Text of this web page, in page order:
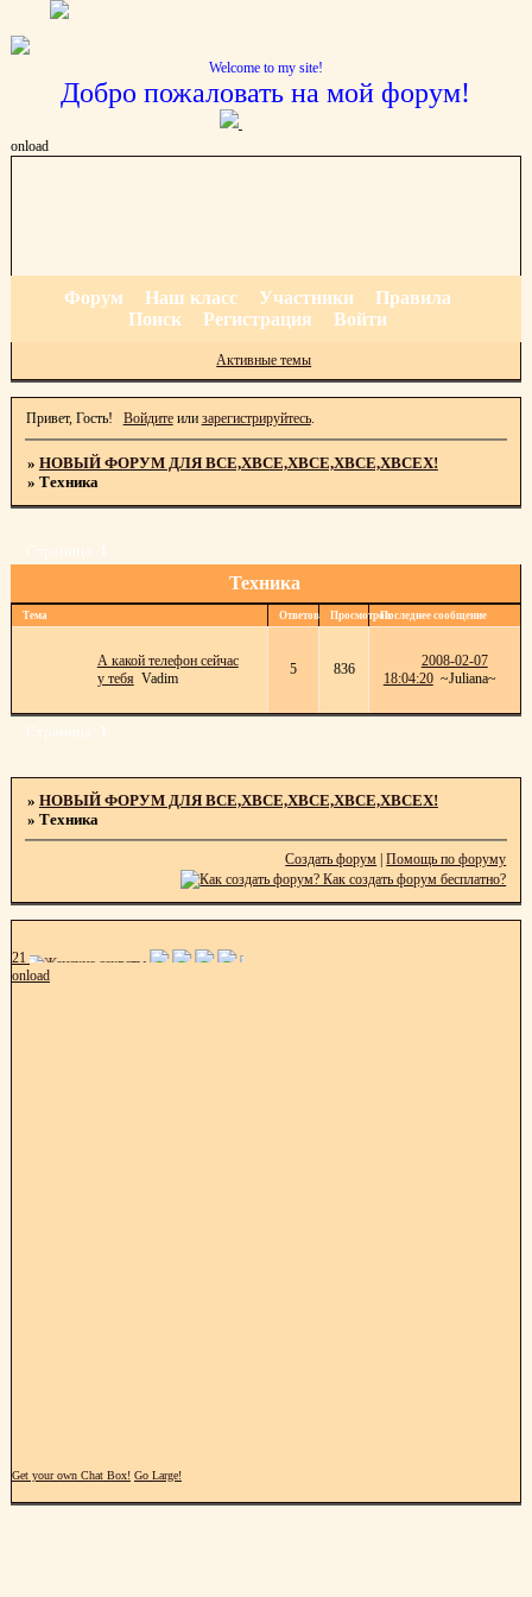
Welcome to my site!
Добро пожаловать на мой форум!
onload
Форум Наш класс Участники
Правила
Поиск
Регистрация Войти
Активные темы
Привет, Гость! Войдитеили зарегистрируйтесь.
» НОВЫЙ ФОРУМ ДЛЯ ВСЕ,ХВСЕ,ХВСЕ,ХВСЕ,ХВСЕХ!
» Техника
Техника
Страница: 1
Тема Ответов ПросмотровПоследнее сообщение
А какой телефон сейчас
у тебя Vadim
5 836
2008-02-07
18:04:20 ~Juliana~
Страница: 1
» НОВЫЙ ФОРУМ ДЛЯ ВСЕ,ХВСЕ,ХВСЕ,ХВСЕ,ХВСЕХ!
» Техника
Создать форум |Помощь по форуму
21
onload
Get your own Chat Box! Go Large!